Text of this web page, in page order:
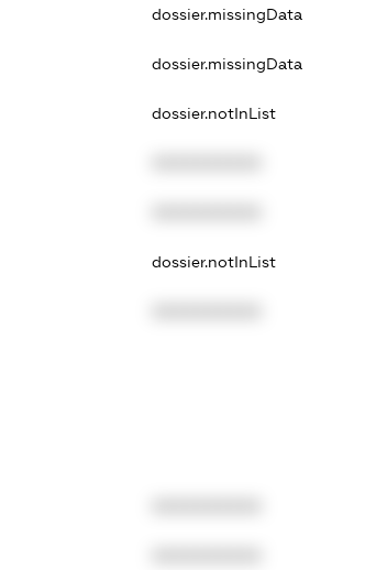
dossier.missingData
dossier.missingData
dossier.notInList
dossier.notInList